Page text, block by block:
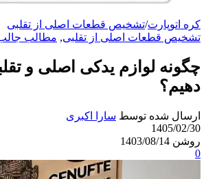
کره اتوپارت/تشخیص قطعات اصلی از تقلبی
تشخیص قطعات اصلی از تقلبی, مطالب جالب
چگونه لوازم یدکی اصلی و
دهیم؟
ارسال شده توسط سارا اکبری
1405/02/30
روشن 1403/08/14
0